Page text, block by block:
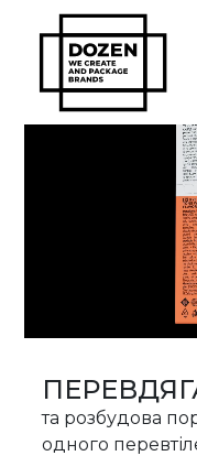
та розбудова
одного